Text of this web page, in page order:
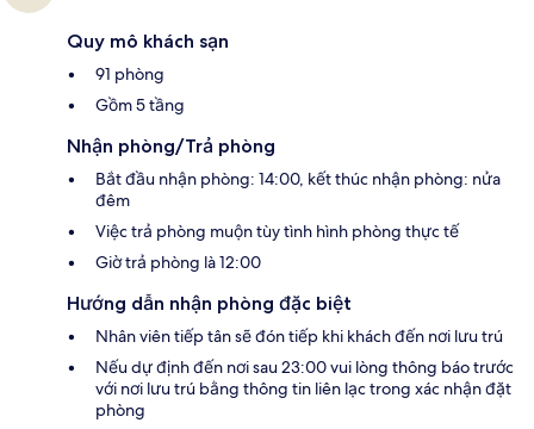
Quy mô khách sạn
91 phòng
Gồm 5 tầng
Nhận phòng/Trả phòng
Bắt đầu nhận phòng: 14:00, kết thúc nhận phòng: nửa
đêm
Việc trả phòng muộn tùy tình hình phòng thực tế
Giờ trả phòng là 12:00
Hướng dẫn nhận phòng đặc biệt
Nhân viên tiếp tân sẽ đón tiếp khi khách đến nơi lưu trú
Nếu dự định đến nơi sau 23:00 vui lòng thông báo trước
với nơi lưu trú bằng thông tin liên lạc trong xác nhận đặt
phòng